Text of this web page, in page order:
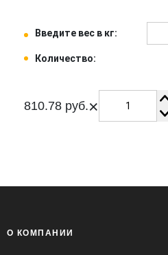
Введите вес в кг:
Количество:
810.78 руб.×
О КОМПАНИИ